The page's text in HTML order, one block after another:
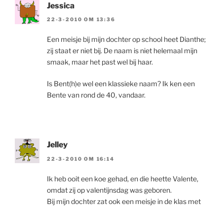
Jessica
22-3-2010 OM 13:36
Een meisje bij mijn dochter op school heet Dianthe;
zij staat er niet bij. De naam is niet helemaal mijn
smaak, maar het past wel bij haar.
Is Bent(h)e wel een klassieke naam? Ik ken een
Bente van rond de 40, vandaar.
Jelley
22-3-2010 OM 16:14
Ik heb ooit een koe gehad, en die heette Valente,
omdat zij op valentijnsdag was geboren.
Bij mijn dochter zat ook een meisje in de klas met